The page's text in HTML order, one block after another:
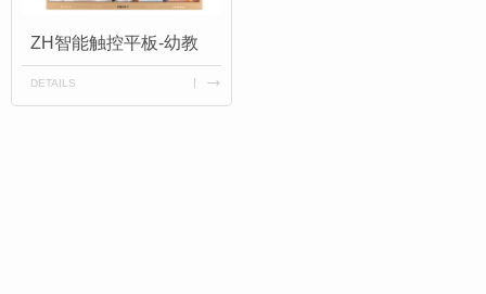
ZH智能触控平板-幼教
DETAILS